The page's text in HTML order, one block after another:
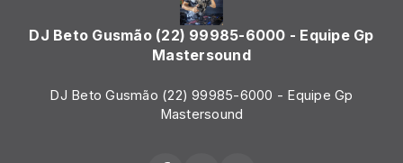
DJ Beto Gusmão (22) 99985-6000 - Equipe Gp
Mastersound
DJ Beto Gusmão (22) 99985-6000 - Equipe Gp
Mastersound